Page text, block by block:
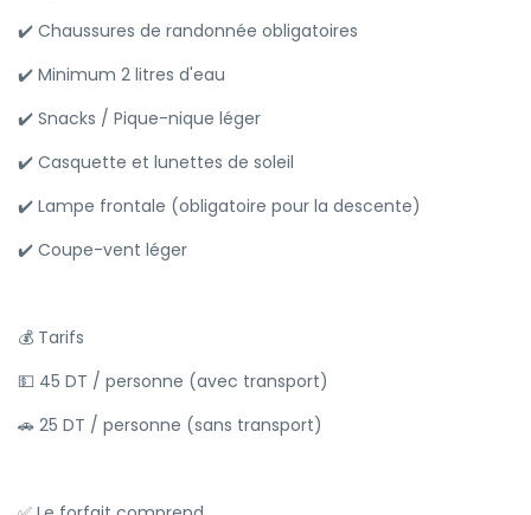
✔️ Chaussures de randonnée obligatoires
✔️ Minimum 2 litres d'eau
✔️ Snacks / Pique-nique léger
✔️ Casquette et lunettes de soleil
✔️ Lampe frontale (obligatoire pour la descente)
✔️ Coupe-vent léger
💰 Tarifs
💵 45 DT / personne (avec transport)
🚗 25 DT / personne (sans transport)